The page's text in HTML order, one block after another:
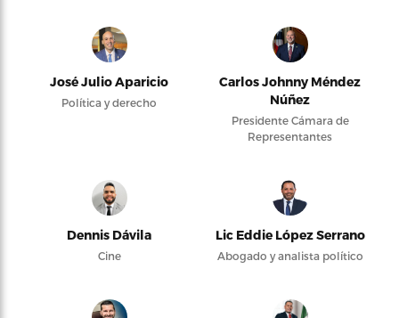
José Julio Aparicio
Política y derecho
Carlos Johnny Méndez
Núñez
Presidente Cámara de
Representantes
Dennis Dávila
Cine
Lic Eddie López Serrano
Abogado y analista político